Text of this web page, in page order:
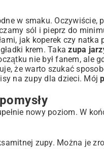
w smaku. Oczywiście,
sól i pieprz do
jak koperek czy natka
krem. Takazupa
nie był fanem, ale
że warto szukać
na zupy dla dzieci. Mój
nowy poziom. W
zupy. Można je